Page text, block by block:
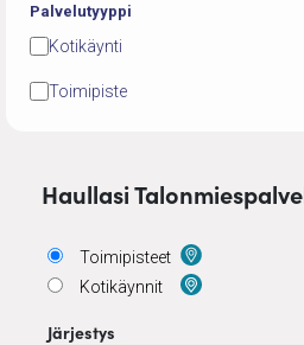
Palvelutyyppi
Kotikäynti
Toimipiste
Haullasi
Toimipisteet
Kotikäynnit
Järjestys